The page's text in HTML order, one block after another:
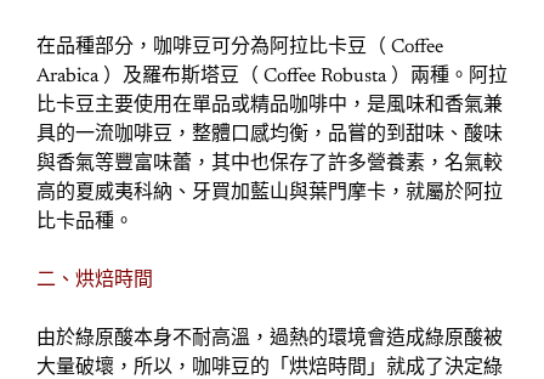
在品種部分，咖啡豆可分為阿拉比卡豆（ Coffee
Arabica ）及羅布斯塔豆（ Coffee Robusta ）兩種。阿拉
比卡豆主要使用在單品或精品咖啡中，是風味和香氣兼
具的一流咖啡豆，整體口感均衡，品嘗的到甜味、酸味
與香氣等豐富味蕾，其中也保存了許多營養素，名氣較
高的夏威夷科納、牙買加藍山與葉門摩卡，就屬於阿拉
比卡品種。
二、烘焙時間
由於綠原酸本身不耐高溫，過熱的環境會造成綠原酸被
大量破壞，所以，咖啡豆的「烘焙時間」就成了決定綠